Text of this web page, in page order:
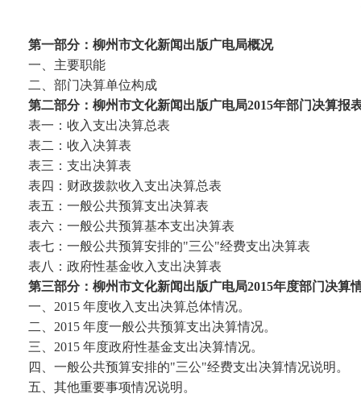
第一部分：柳州市文化新闻出版广电局概况
一、主要职能
二、部门决算单位构成
第二部分：柳州市文化新闻出版广电局2015年部门决算报
表一：收入支出决算总表
表二：收入决算表
表三：支出决算表
表四：财政拨款收入支出决算总表
表五：一般公共预算支出决算表
表六：一般公共预算基本支出决算表
表七：一般公共预算安排的"三公"经费支出决算表
表八：政府性基金收入支出决算表
第三部分：柳州市文化新闻出版广电局2015年度部门决算
一、2015 年度收入支出决算总体情况。
二、2015 年度一般公共预算支出决算情况。
三、2015 年度政府性基金支出决算情况。
四、一般公共预算安排的"三公"经费支出决算情况说明。
五、其他重要事项情况说明。